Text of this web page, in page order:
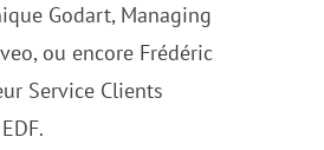
Godart, Managing
ou encore Frédéric
Service Clients